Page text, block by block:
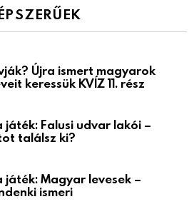
Újra ismert magyarok
keressük KVÍZ 11. rész
játék: Falusi udvar lakói –
találsz ki?
játék: Magyar levesek –
ismeri